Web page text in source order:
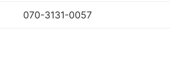
070-3131-0057